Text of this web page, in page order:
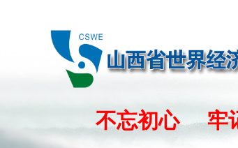
不忘初心 牢